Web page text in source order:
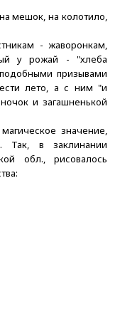
мешок, на колотило,
- жаворонкам,
у рожай - "хлеба
призывами
лето, а с ним "и
и загашненькой
значение,
Так, в заклинании
обл., рисовалось